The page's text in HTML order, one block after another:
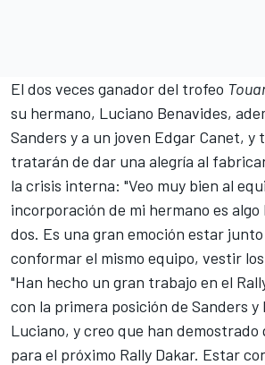
El dos veces ganador del trofeo
su hermano, Luciano Benavides,
Sanders y a un joven Edgar Canet, y
tratarán de dar una alegría al
la crisis interna: "Veo muy bien al
incorporación de mi hermano es
dos. Es una gran emoción estar
conformar el mismo equipo, vestir
"Han hecho un gran trabajo en el
con la primera posición de Sanders y
Luciano, y creo que han
para el próximo Rally Dakar. Estar